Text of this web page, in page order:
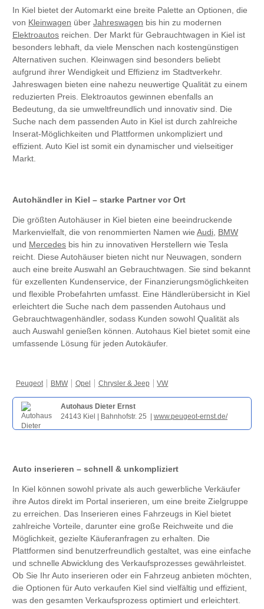
In Kiel bietet der Automarkt eine breite Palette an Optionen, die
von Kleinwagen über Jahreswagen bis hin zu modernen
Elektroautos reichen. Der Markt für Gebrauchtwagen in Kiel ist
besonders lebhaft, da viele Menschen nach kostengünstigen
Alternativen suchen. Kleinwagen sind besonders beliebt
aufgrund ihrer Wendigkeit und Effizienz im Stadtverkehr.
Jahreswagen bieten eine nahezu neuwertige Qualität zu einem
reduzierten Preis. Elektroautos gewinnen ebenfalls an
Bedeutung, da sie umweltfreundlich und innovativ sind. Die
Suche nach dem passenden Auto in Kiel ist durch zahlreiche
Inserat-Möglichkeiten und Plattformen unkompliziert und
effizient. Auto Kiel ist somit ein dynamischer und vielseitiger
Markt.
Autohändler in Kiel – starke Partner vor Ort
Die größten Autohäuser in Kiel bieten eine beeindruckende
Markenvielfalt, die von renommierten Namen wie Audi BMW
und Mercedes bis hin zu innovativen Herstellern wie Tesla
reicht. Diese Autohäuser bieten nicht nur Neuwagen, sondern
auch eine breite Auswahl an Gebrauchtwagen. Sie sind bekannt
für exzellenten Kundenservice, der Finanzierungsmöglichkeiten
und flexible Probefahrten umfasst. Eine Händlerübersicht in Kiel
erleichtert die Suche nach dem passenden Autohaus und
Gebrauchtwagenhändler, sodass Kunden sowohl Qualität als
auch Auswahl genießen können. Autohaus Kiel bietet somit eine
umfassende Lösung für jeden Autokäufer.
Peugeot BMW Opel Chrysler & Jeep VW
Autohaus Dieter Ernst
24143 Kiel | Bahnhofstr. 25 | www.peugeot-ernst.de/
Auto inserieren – schnell & unkompliziert
In Kiel können sowohl private als auch gewerbliche Verkäufer
ihre Autos direkt im Portal inserieren, um eine breite Zielgruppe
zu erreichen. Das Inserieren eines Fahrzeugs in Kiel bietet
zahlreiche Vorteile, darunter eine große Reichweite und die
Möglichkeit, gezielte Käuferanfragen zu erhalten. Die
Plattformen sind benutzerfreundlich gestaltet, was eine einfache
und schnelle Abwicklung des Verkaufsprozesses gewährleistet.
Ob Sie Ihr Auto inserieren oder ein Fahrzeug anbieten möchten,
die Optionen für Auto verkaufen Kiel sind vielfältig und effizient,
was den gesamten Verkaufsprozess optimiert und erleichtert.